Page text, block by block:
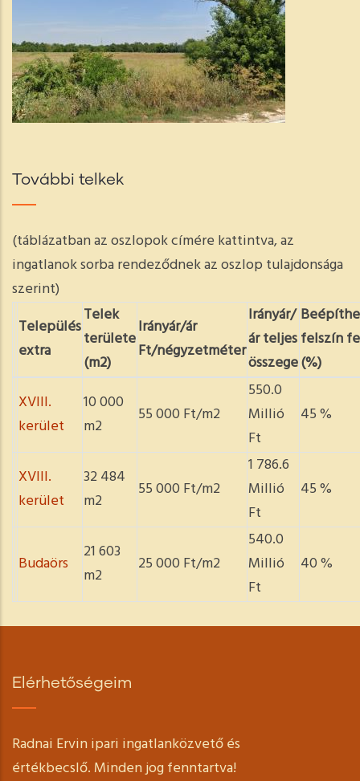
További telkek
(táblázatban az oszlopok címére kattintva, az
ingatlanok sorba rendeződnek az oszlop tulajdonsága
szerint)
Település
extra
Telek
területe
(m2)
Irányár/ár
Ft/négyzetméter
Irányár/
ár teljes
összege
felszín
(%)
XVIII.
kerület
10 000
m2
55 000 Ft/m2
550.0
Millió
Ft
45 %
XVIII.
kerület
32 484
m2
55 000 Ft/m2
1 786.6
Millió
Ft
45 %
Budaörs
21 603
m2
25 000 Ft/m2
540.0
Millió
Ft
40 %
Elérhetőségeim
Radnai Ervin ipari ingatlanközvető és
értékbecslő. Minden jog fenntartva!